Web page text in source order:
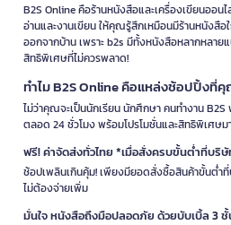
B2S Online คือร้านหนังสือและเครื่องเขียนออน
อ่านและงานเขียน ให้คุณรู้สึกเหมือนมีร้านหนังสื
ออกจากบ้าน เพราะ b2s มีทั้งหนังสือหลากหลา
สิทธิพิเศษที่ไม่ควรพลาด!
ทำไม B2S Online คือแหล่งช้อปปิ้งที่
ไม่ว่าคุณจะเป็นนักเรียน นักศึกษา คนทำงาน
ตลอด 24 ชั่วโมง พร้อมโปรโมชั่นและสิทธิพิเศษม
ฟรี! ค่าจัดส่งทั่วไทย *เมื่อสั่งครบขั้นต่ำที่บริ
ช้อปเพลินเกินคุ้ม! เพียงมียอดสั่งซื้อสินค้าขั้นต่ำ
ไม่ต้องจ่ายเพิ่ม
มั่นใจ หนังสือถึงมือปลอดภัย ด้วยบับเบิ้ล 3